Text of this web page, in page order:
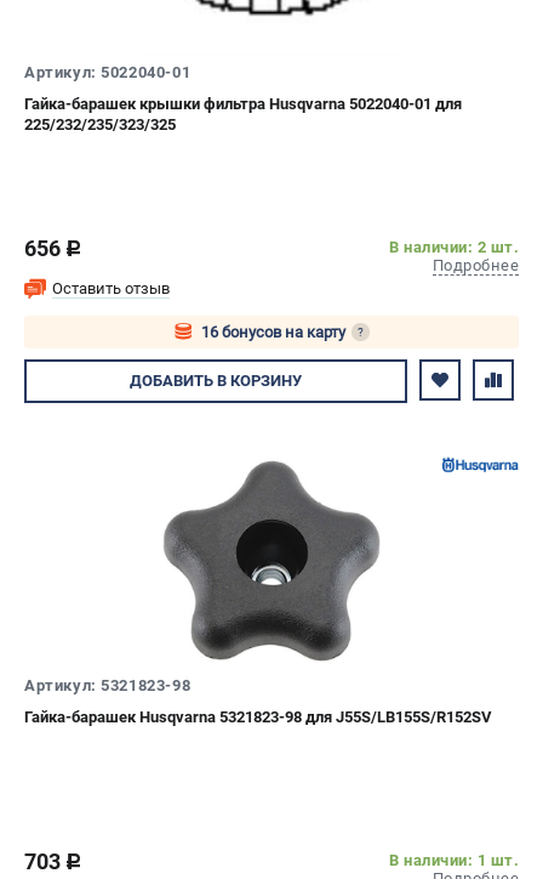
Артикул: 5022040-01
Гайка-барашек крышки фильтра Husqvarna 5022040-01 для
225/232/235/323/325
656 c
В наличии: 2 шт.
Подробнее
Оставить отзыв
16 бонусов на карту ?
Авторизуйтесь
ДОБАВИТЬ В КОРЗИНУ
Артикул: 5321823-98
Гайка-барашек Husqvarna 5321823-98 для J55S/LB155S/R152SV
703 c
В наличии: 1 шт.